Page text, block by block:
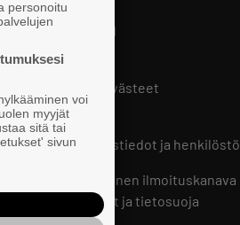
Yrittäjät
00101 HELSINKI
09 229 221
ja evästeet
yhteystiedot ja henkilöstö
Yrittäjien sisäinen ilmoituskanava
ohjeet ja tietosuoja
personoitu
voi
myyjät
sitä tai
sivun